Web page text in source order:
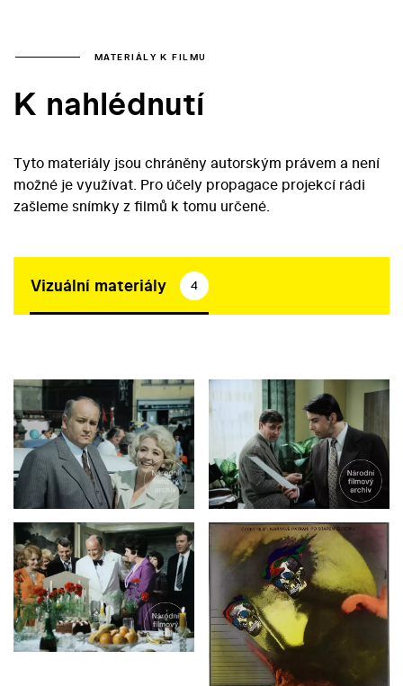
MATERIÁLY K FILMU
K nahlédnutí
Tyto materiály jsou chráněny autorským právem a není
možné je využívat. Pro účely propagace projekcí rádi
zašleme snímky z filmů k tomu určené.
Vizuální materiály 4